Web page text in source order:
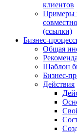
клиентов
Примеры
(ссылки)
Бизнес-
Общая
Шаблон
Бизнес-
Действия